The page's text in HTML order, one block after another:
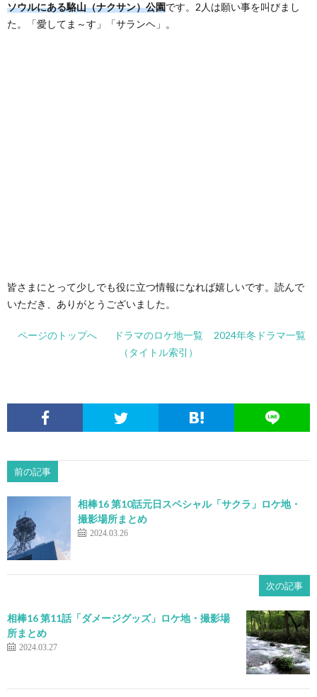
ソウルにある駱山（ナクサン）公園です。2人は願い事を叫びまし
た。「愛してま～す」「サランヘ」。
皆さまにとって少しでも役に立つ情報になれば嬉しいです。読んで
いただき、ありがとうございました。
ページのトップへ
ドラマのロケ地一覧
（タイトル索引）
2024年冬ドラマ一覧
前の記事
相棒16 第10話元日スペシャル「サクラ」ロケ地・
撮影場所まとめ
2024.03.26
次の記事
相棒16 第11話「ダメージグッズ」ロケ地・撮影場
所まとめ
2024.03.27